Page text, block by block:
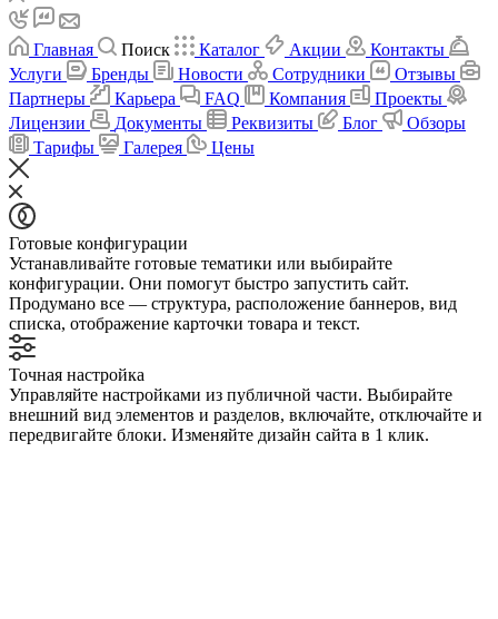
Главная Поиск Каталог Акции
Контакты
Услуги
Бренды Новости Сотрудники
Отзывы
Партнеры
Карьера FAQ Компания
Проекты
Лицензии
Документы Реквизиты Блог
Обзоры
Тарифы
Галерея Цены
Готовые конфигурации
Устанавливайте готовые тематики или выбирайте
конфигурации. Они помогут быстро запустить сайт.
Продумано все — структура, расположение баннеров, вид
списка, отображение карточки товара и текст.
Точная настройка
Управляйте настройками из публичной части. Выбирайте
внешний вид элементов и разделов, включайте, отключайте и
передвигайте блоки. Изменяйте дизайн сайта в 1 клик.